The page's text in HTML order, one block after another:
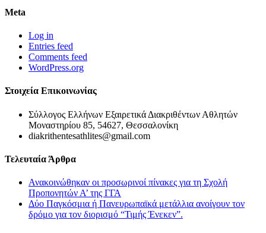
Meta
Log in
Entries feed
Comments feed
WordPress.org
Στοιχεία Επικοινωνίας
Σύλλογος Ελλήνων Εξαιρετικά Διακριθέντων Αθλητών
Μοναστηρίου 85, 54627, Θεσσαλονίκη
diakrithentesathlites@gmail.com
Τελευταία Άρθρα
Ανακοινώθηκαν οι προσωρινοί πίνακες για τη Σχολή
Προπονητών Α’ της ΓΓΑ
Δύο Παγκόσμια ή Πανευρωπαϊκά μετάλλια ανοίγουν τον
δρόμο για τον διορισμό “Τιμής Ένεκεν”.